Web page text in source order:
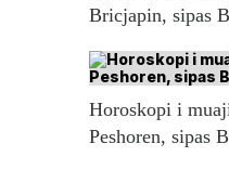
Bricjapin, sipas
Horoskopi i
Peshoren, sipas